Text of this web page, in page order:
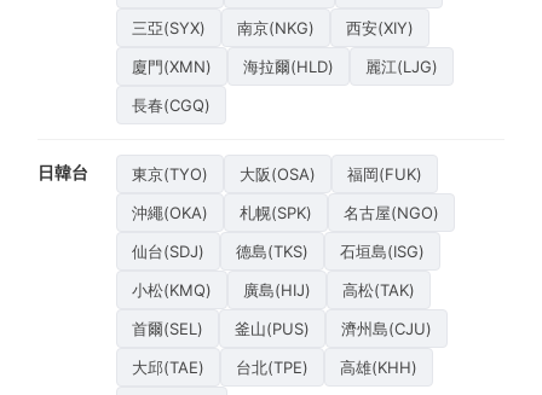
三亞(SYX)
南京(NKG)
西安(XIY)
廈門(XMN)
海拉爾(HLD)
麗江(LJG)
長春(CGQ)
日韓台 東京(TYO) 大阪(OSA)
福岡(FUK)
沖繩(OKA)
札幌(SPK)
名古屋(NGO)
仙台(SDJ)
德島(TKS)
石垣島(ISG)
小松(KMQ)
廣島(HIJ)
高松(TAK)
首爾(SEL)
釜山(PUS)
濟州島(CJU)
大邱(TAE)
台北(TPE)
高雄(KHH)